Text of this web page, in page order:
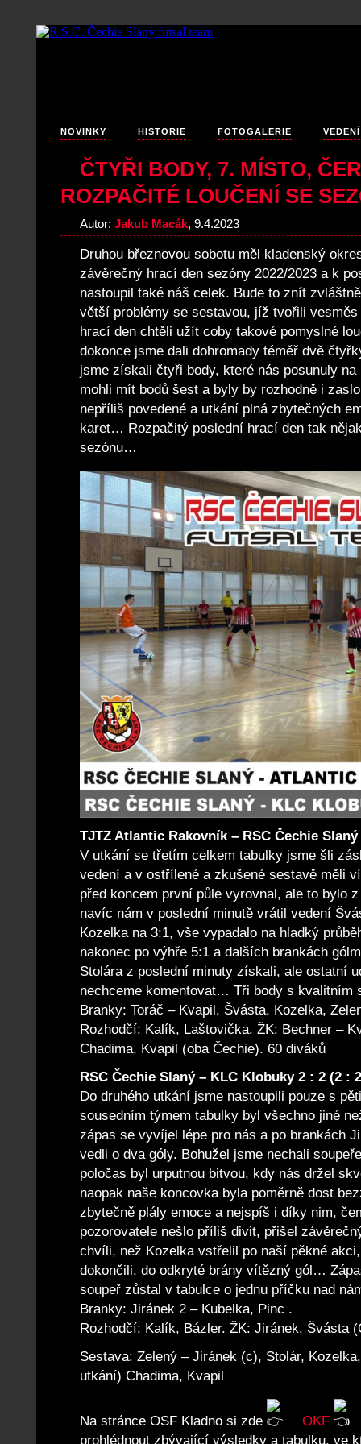
NOVINKY HISTORIE FOTOGALERIE VEDENÍ
ČTYŘI BODY, 7. MÍSTO,
ROZPAČITÉ LOUČENÍ SE
Autor: Jakub Macák, 9.4.2023
Druhou březnovou sobotu měl kladenský
závěrečný hrací den sezóny 2022/2023 a k
nastoupil také náš celek. Bude to znít
větší problémy se sestavou, jíž tvořili
hrací den chtěli užít coby takové pomyslné
dokonce jsme dali dohromady téměř dvě
jsme získali čtyři body, které nás posunuly
mohli mít bodů šest a byly by rozhodně i
nepříliš povedené a utkání plná zbytečných
karet… Rozpačitý poslední hrací den tak
sezónu…
TJTZ Atlantic Rakovník – RSC Čechie
V utkání se třetím celkem tabulky jsme šli
vedení a v ostřílené a zkušené sestavě měli
před koncem první půle vyrovnal, ale to bylo
navíc nám v poslední minutě vrátil vedení
Kozelka na 3:1, vše vypadalo na hladký
nakonec po výhře 5:1 a dalších brankách
Stolára z poslední minuty získali, ale ostatní
nechceme komentovat… Tři body s kvalitním
Branky: Toráč – Kvapil, Švásta, Kozelka,
Rozhodčí: Kalík, Laštovička. ŽK: Bechner –
Chadima, Kvapil (oba Čechie). 60 diváků
RSC Čechie Slaný – KLC Klobuky 2 : 2 (2 :
Do druhého utkání jsme nastoupili pouze s
sousedním týmem tabulky byl všechno jiné
zápas se vyvíjel lépe pro nás a po brankách
vedli o dva góly. Bohužel jsme nechali
poločas byl urputnou bitvou, kdy nás držel
naopak naše koncovka byla poměrně dost
zbytečně plály emoce a nejspíš i díky nim,
pozorovatele nešlo příliš divit, přišel
chvíli, než Kozelka vstřelil po naší pěkné
dokončili, do odkryté brány vítězný gól…
soupeř zůstal v tabulce o jednu příčku nad
Branky: Jiránek 2 – Kubelka, Pinc .
Rozhodčí: Kalík, Bázler. ŽK: Jiránek, Švásta
Sestava: Zelený – Jiránek (c), Stolár,
utkání) Chadima, Kvapil
Na stránce OSF Kladno si zde
OKF
prohlédnout zbývající výsledky a tabulku, ve